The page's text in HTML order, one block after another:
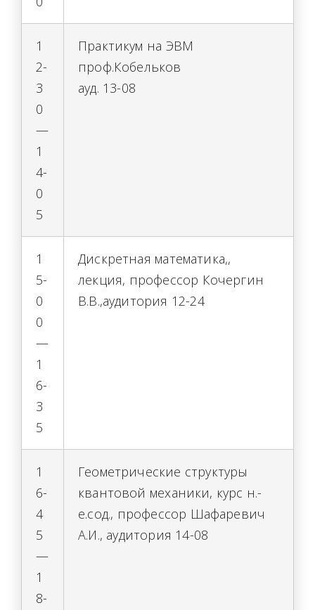
1
2-
3
0
—
1
4-
0
5
Практикум на ЭВМ
проф.Кобельков
ауд. 13-08
1
5-
0
0
—
1
6-
3
5
Дискретная математика,,
лекция, профессор Кочергин
В.В.,аудитория 12-24
1
6-
4
5
—
1
8-
Геометрические структуры
квантовой механики, курс н.-
е.сод., профессор Шафаревич
А.И., аудитория 14-08